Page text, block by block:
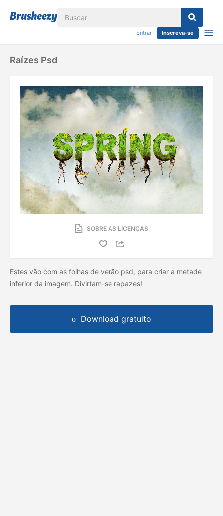
Entrar Inscreva-se
Raízes Psd
SOBRE AS LICENÇAS
Estes vão com as folhas de verão psd, para criar a metade
inferior da imagem. Divirtam-se rapazes!
Download gratuito